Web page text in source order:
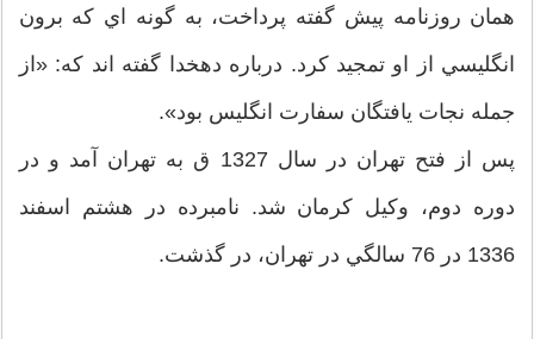
همان روزنامه پيش گفته پرداخت، به گونه اي كه برون
انگليسي از او تمجيد كرد. درباره دهخدا گفته اند كه: «از
جمله نجات يافتگان سفارت انگليس بود».
پس از فتح تهران در سال 1327 ق به تهران آمد و در
دوره دوم، وكيل كرمان شد. نامبرده در هشتم اسفند
1336 در 76 سالگي در تهران، در گذشت.